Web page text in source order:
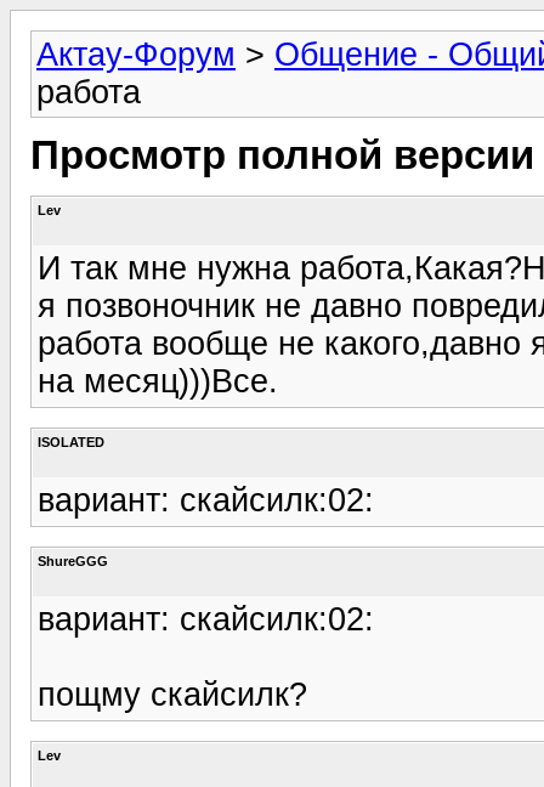
Актау-Форум > Общение -
работа
Просмотр полной
Lev
И так мне нужна
я позвоночник не давно
работа вообще не какого,давно
на месяц)))Все.
ISOLATED
вариант: скайсилк:02:
ShureGGG
вариант: скайсилк:02:
пощму скайсилк?
Lev